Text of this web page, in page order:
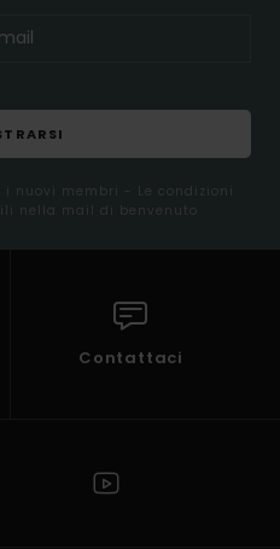
nuovi membri - Le condizioni
nella mail di benvenuto
Contattaci